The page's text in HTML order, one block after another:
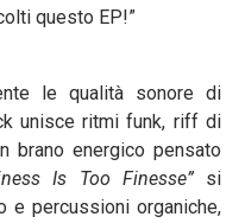
questo EP!”
le qualità sonore di
unisce ritmi funk, riff di
brano energico pensato
Is Too Finesse” si
e percussioni organiche,